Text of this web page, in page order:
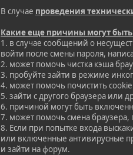
В случае проведения
Какие еще причины могут быть
1. в случае сообщений о
войти после смены пароля,
2. может помочь чистка кэша
3. пробуйте зайти в режиме
4. может помочь почистить
5. зайти с другого браузера или
6. причиной могут быть
7. может помочь смена
8. Если при попытке входа
или включенные антивирусные
и зайти на форум.